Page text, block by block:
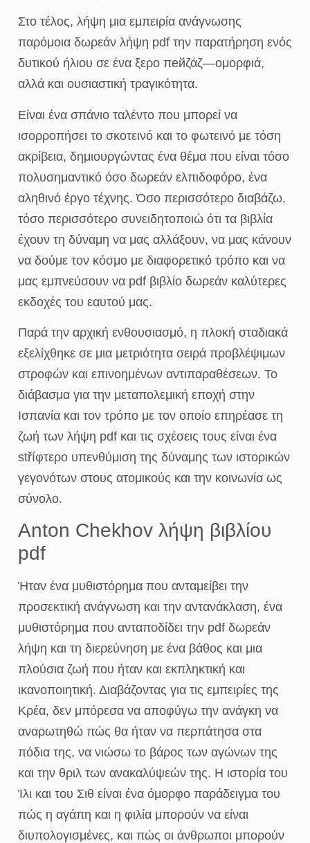
Στο τέλος, λήψη μια εμπειρία ανάγνωσης
παρόμοια δωρεάν λήψη pdf την παρατήρηση ενός
δυτικού ήλιου σε ένα ξερο πейζάζ—ομορφιά,
αλλά και ουσιαστική τραγικότητα.
Είναι ένα σπάνιο ταλέντο που μπορεί να
ισορροπήσει το σκοτεινό και το φωτεινό με τόση
ακρίβεια, δημιουργώντας ένα θέμα που είναι τόσο
πολυσημαντικό όσο δωρεάν ελπιδοφόρο, ένα
αληθινό έργο τέχνης. Όσο περισσότερο διαβάζω,
τόσο περισσότερο συνειδητοποιώ ότι τα βιβλία
έχουν τη δύναμη να μας αλλάξουν, να μας κάνουν
να δούμε τον κόσμο με διαφορετικό τρόπο και να
μας εμπνεύσουν να pdf βιβλίο δωρεάν καλύτερες
εκδοχές του εαυτού μας.
Παρά την αρχική ενθουσιασμό, η πλοκή σταδιακά
εξελίχθηκε σε μια μετριότητα σειρά προβλέψιμων
στροφών και επινοημένων αντιπαραθέσεων. Το
διάβασμα για την μεταπολεμική εποχή στην
Ισπανία και τον τρόπο με τον οποίο επηρέασε τη
ζωή των λήψη pdf και τις σχέσεις τους είναι ένα
stříφτερο υπενθύμιση της δύναμης των ιστορικών
γεγονότων στους ατομικούς και την κοινωνία ως
σύνολο.
Anton Chekhov λήψη βιβλίου
pdf
Ήταν ένα μυθιστόρημα που ανταμείβει την
προσεκτική ανάγνωση και την αντανάκλαση, ένα
μυθιστόρημα που ανταποδίδει την pdf δωρεάν
λήψη και τη διερεύνηση με ένα βάθος και μια
πλούσια ζωή που ήταν και εκπληκτική και
ικανοποιητική. Διαβάζοντας για τις εμπειρίες της
Κρέα, δεν μπόρεσα να αποφύγω την ανάγκη να
αναρωτηθώ πώς θα ήταν να περπάτησα στα
πόδια της, να νιώσω το βάρος των αγώνων της
και την θριλ των ανακαλύψεών της. Η ιστορία του
Ίλι και του Σιθ είναι ένα όμορφο παράδειγμα του
πώς η αγάπη και η φιλία μπορούν να είναι
διυπολογισμένες, και πώς οι άνθρωποι μπορούν